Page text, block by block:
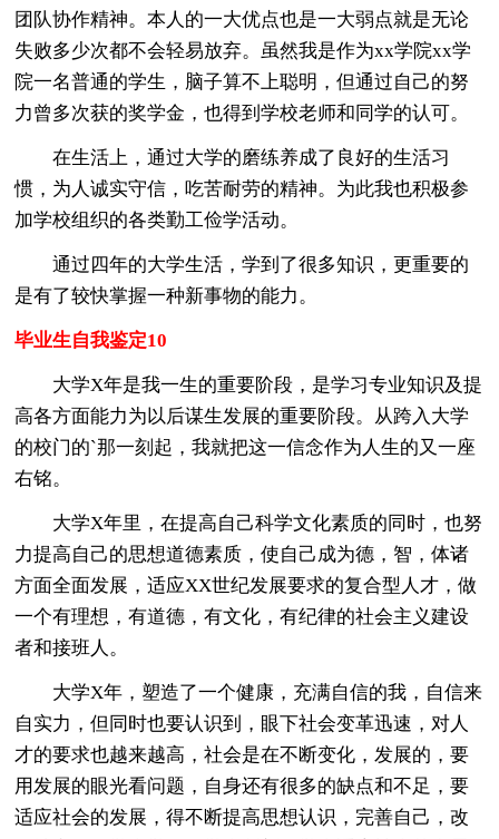
团队协作精神。本人的一大优点也是一大弱点就是无论
失败多少次都不会轻易放弃。虽然我是作为xx学院xx学
院一名普通的学生，脑子算不上聪明，但通过自己的努
力曾多次获的奖学金，也得到学校老师和同学的认可。
在生活上，通过大学的磨练养成了良好的生活习
惯，为人诚实守信，吃苦耐劳的精神。为此我也积极参
加学校组织的各类勤工俭学活动。
通过四年的大学生活，学到了很多知识，更重要的
是有了较快掌握一种新事物的能力。
毕业生自我鉴定10
大学X年是我一生的重要阶段，是学习专业知识及提
高各方面能力为以后谋生发展的重要阶段。从跨入大学
的校门的`那一刻起，我就把这一信念作为人生的又一座
右铭。
大学X年里，在提高自己科学文化素质的同时，也努
力提高自己的思想道德素质，使自己成为德，智，体诸
方面全面发展，适应XX世纪发展要求的复合型人才，做
一个有理想，有道德，有文化，有纪律的社会主义建设
者和接班人。
大学X年，塑造了一个健康，充满自信的我，自信来
自实力，但同时也要认识到，眼下社会变革迅速，对人
才的要求也越来越高，社会是在不断变化，发展的，要
用发展的眼光看问题，自身还有很多的缺点和不足，要
适应社会的发展，得不断提高思想认识，完善自己，改